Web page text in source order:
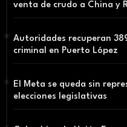
venta de crudo a China y
Autoridades recuperan
criminal en Puerto López
El Meta se queda sin
elecciones legislativas